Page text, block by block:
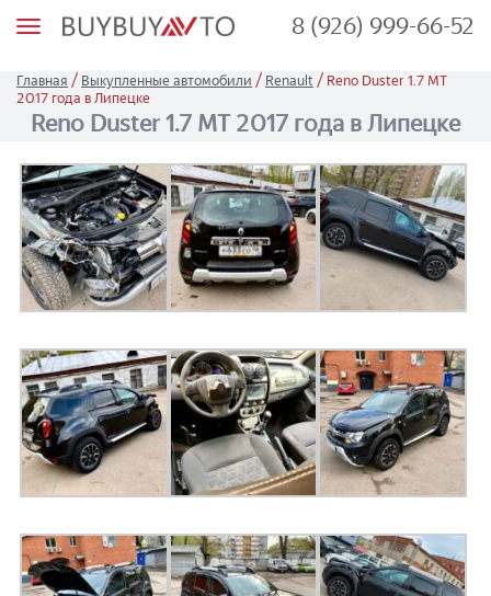
М
ю
8 (926) 999-66-52
Главная / Выкупленные автомобили / Renault / Reno Duster 1.7 МТ
2017 года в Липецке
Reno Duster 1.7 МТ 2017 года в Липецке